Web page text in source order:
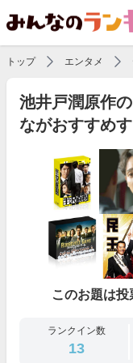
トップ エンタメ
池井戸潤原作
ながおすすめ
このお題は
ランクイン数
13